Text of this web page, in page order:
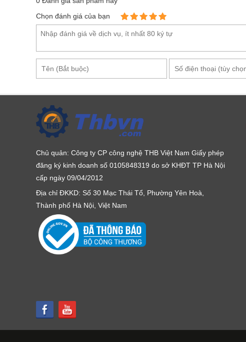
Chọn đánh giá của bạn
Chủ quản: Công ty CP công nghệ THB Việt Nam Giấy phép
đăng ký kinh doanh số 0105848319 do sở KHĐT TP Hà Nội
cấp ngày 09/04/2012
Địa chỉ ĐKKD: Số 30 Mạc Thái Tổ, Phường Yên Hoà,
Thành phố Hà Nội, Việt Nam